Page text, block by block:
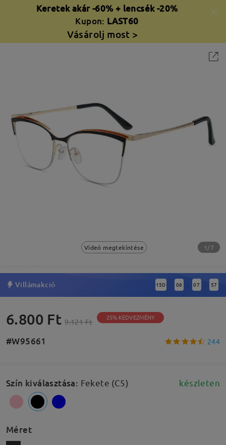
Keretek akár -60% + lencsék -20%
Kupon: LAST60
Vásárolj most >
Videó megtekintése 1/7
Villámakció 15D : 06 : 07 : 56
6.800 Ft 9.121 Ft 25% KEDVEZMÉNY
#W95661 244
Szín kiválasztása: Fekete (C5) készleten
Méret